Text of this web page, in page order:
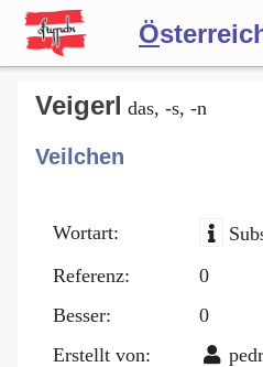
Ö
Wörterbuch
Forum
Blog
Veigerl das, -s, -n
Veilchen
Wortart:
Referenz:
0
Besser:
0
Erstellt von: